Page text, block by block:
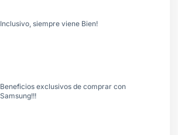
Inclusivo, siempre viene Bien!
Beneficios exclusivos de comprar con
Samsung!!!